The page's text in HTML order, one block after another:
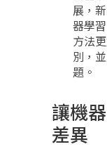
展，
器學
方法
別，
題。
讓機
差異